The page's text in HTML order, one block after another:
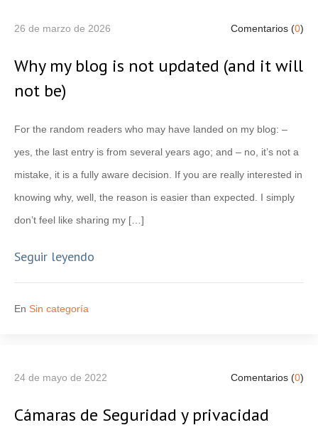
26 de marzo de 2026 Comentarios (0)
Why my blog is not updated (and it will
not be)
For the random readers who may have landed on my blog: –
yes, the last entry is from several years ago; and – no, it’s not a
mistake, it is a fully aware decision. If you are really interested in
knowing why, well, the reason is easier than expected. I simply
don’t feel like sharing my […]
Seguir leyendo
En Sin categoría
24 de mayo de 2022 Comentarios (0)
Cámaras de Seguridad y privacidad